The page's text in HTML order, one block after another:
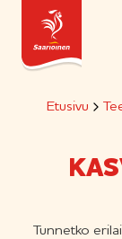
Hyppää
sisältöön
Etusivu
Tunnetko